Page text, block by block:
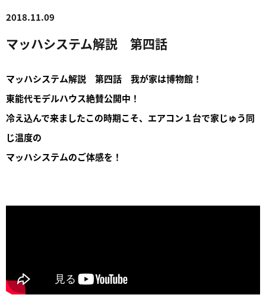
2018.11.09
マッハシステム解説 第四話
マッハシステム解説 第四話 我が家は博物館！
東能代モデルハウス絶賛公開中！
冷え込んで来ましたこの時期こそ、エアコン１台で家じゅう同
じ温度の
マッハシステムのご体感を！